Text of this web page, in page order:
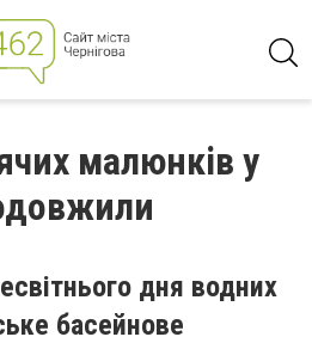
малюнків у
дня водних
басейнове